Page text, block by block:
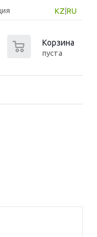
KZ RU
Корзина
пуста